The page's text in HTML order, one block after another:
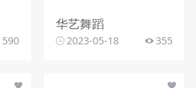
590
华艺舞蹈
2023-05-18 355